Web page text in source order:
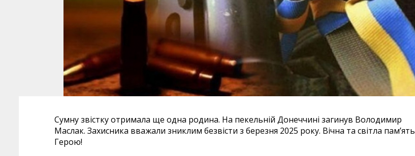
Сумну звістку отримала ще одна родина. На пекельній Донеччині загинув Володимир
Маслак. Захисника вважали зниклим безвісти з березня 2025 року. Вічна та світла пам’ять
Герою!